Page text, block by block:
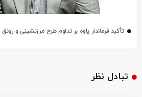
تأکید فرماندار پاوه بر تداوم طرح مرزنشینی و
تبادل نظر